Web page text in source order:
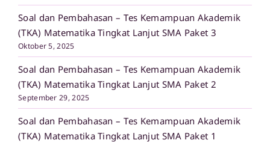
Soal dan Pembahasan – Tes Kemampuan Akademik
(TKA) Matematika Tingkat Lanjut SMA Paket 3
Oktober 5, 2025
Soal dan Pembahasan – Tes Kemampuan Akademik
(TKA) Matematika Tingkat Lanjut SMA Paket 2
September 29, 2025
Soal dan Pembahasan – Tes Kemampuan Akademik
(TKA) Matematika Tingkat Lanjut SMA Paket 1